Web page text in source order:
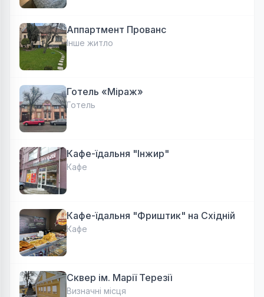
Аппартмент Прованс
Інше житло
Готель «Міраж»
Готель
Кафе-їдальня "Інжир"
Кафе
Кафе-їдальня "Фриштик" на Східній
Кафе
Сквер ім. Марії Терезії
Визначні місця